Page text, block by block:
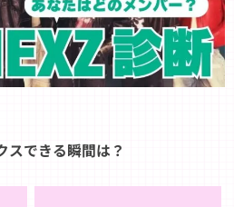
スできる瞬間は？